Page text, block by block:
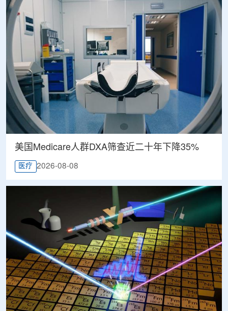
美国Medicare人群DXA筛查近二十年下降35%
医疗 2026-08-08